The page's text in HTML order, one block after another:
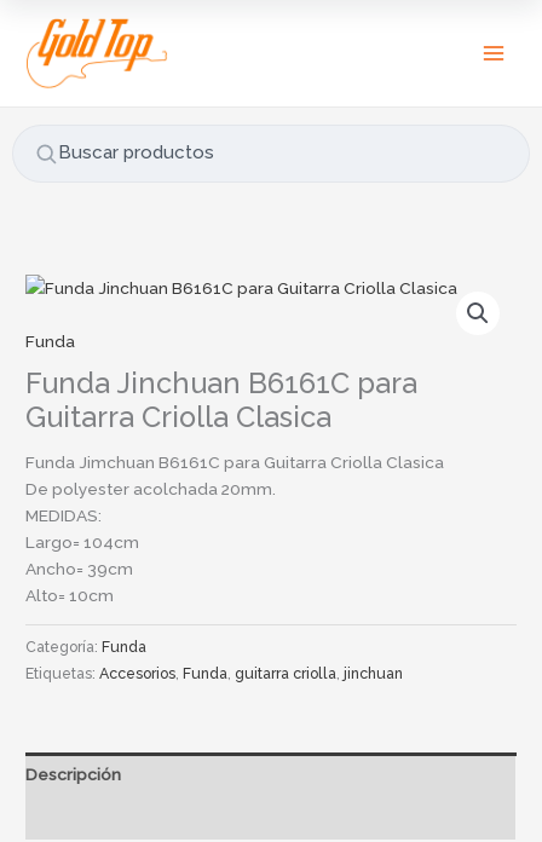
contenido
Buscar productos
u
s
r
Funda
Funda Jinchuan B6161C para
Guitarra Criolla Clasica
Funda Jimchuan B6161C para Guitarra Criolla Clasica
De polyester acolchada 20mm.
MEDIDAS:
Largo= 104cm
Ancho= 39cm
Alto= 10cm
Categoría:Funda
Etiquetas:Accesorios ,Funda guitarra criolla ,jinchuan
Descripción